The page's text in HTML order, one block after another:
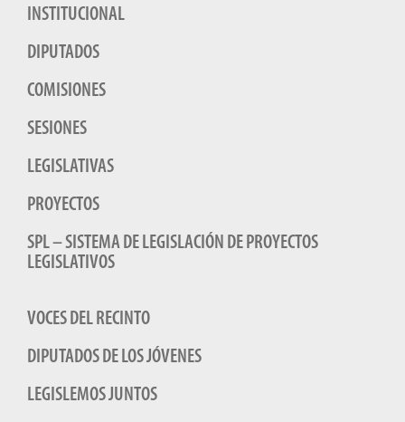
INSTITUCIONAL
DIPUTADOS
COMISIONES
SESIONES
LEGISLATIVAS
PROYECTOS
SPL – SISTEMA DE LEGISLACIÓN DE PROYECTOS
LEGISLATIVOS
VOCES DEL RECINTO
DIPUTADOS DE LOS JÓVENES
LEGISLEMOS JUNTOS